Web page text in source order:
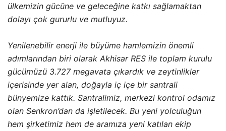
ülkemizin gücüne ve geleceğine katkı sağlamaktan
dolayı çok gururlu ve mutluyuz.
Yenilenebilir enerji ile büyüme hamlemizin önemli
adımlarından biri olarak Akhisar RES ile toplam kurulu
gücümüzü 3.727 megavata çıkardık ve zeytinlikler
içerisinde yer alan, doğayla iç içe bir santrali
bünyemize kattık. Santralimiz, merkezi kontrol odamız
olan Senkron’dan da işletilecek. Bu yeni yolculuğun
hem şirketimiz hem de aramıza yeni katılan ekip